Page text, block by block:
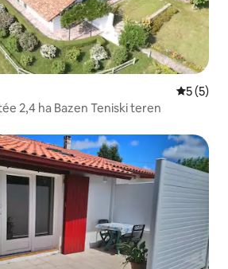
5 (5)
2,4 ha Bazen Teniski teren